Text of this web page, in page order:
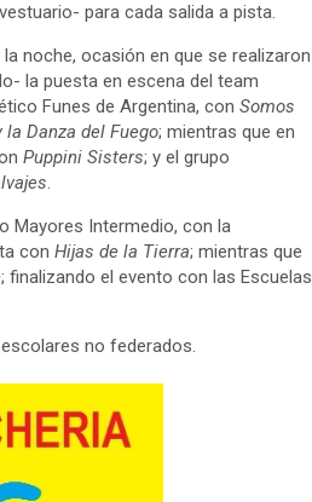
para cada salida a pista.
noche, ocasión en que se realizaron
la puesta en escena del team
Funes de Argentina, con Somos
la Danza del Fuego; mientras que en
Puppini Sisters; y el grupo
.
Mayores Intermedio, con la
con Hijas de la Tierra; mientras que
; finalizando el evento con las Escuelas
no federados.